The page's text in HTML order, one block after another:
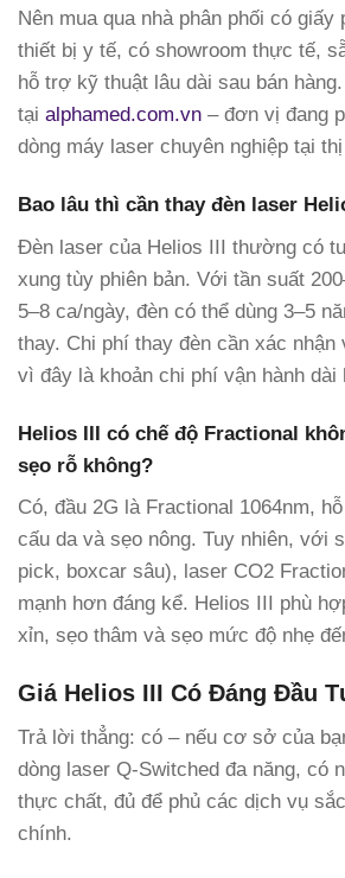
Nên mua qua nhà phân phối có giấy
thiết bị y tế, có showroom thực tế,
hỗ trợ kỹ thuật lâu dài sau bán
tại alphamed.com.vn – đơn vị đang
dòng máy laser chuyên nghiệp tại
Bao lâu thì cần thay đèn laser
Đèn laser của Helios III thường có
xung tùy phiên bản. Với tần suất
5–8 ca/ngày, đèn có thể dùng 3–5
thay. Chi phí thay đèn cần xác nhận
vì đây là khoản chi phí vận hành dài
Helios III có chế độ Fractional
sẹo rỗ không?
Có, đầu 2G là Fractional 1064nm,
cấu da và sẹo nông. Tuy nhiên, với
pick, boxcar sâu), laser CO2
mạnh hơn đáng kể. Helios III phù
xỉn, sẹo thâm và sẹo mức độ nhẹ
Giá Helios III Có Đáng Đầu
Trả lời thẳng: có – nếu cơ sở của
dòng laser Q-Switched đa năng, có
thực chất, đủ để phủ các dịch vụ
chính.